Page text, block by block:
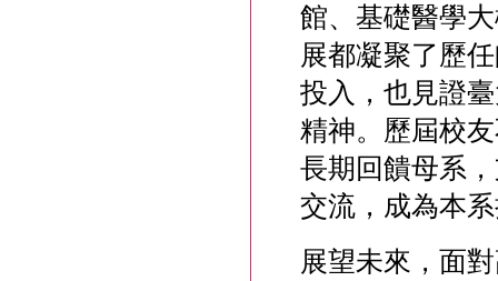
館、基礎醫學
展都凝聚了歷
投入，也見證
精神。歷屆校
長期回饋母系
交流，成為本
展望未來，面